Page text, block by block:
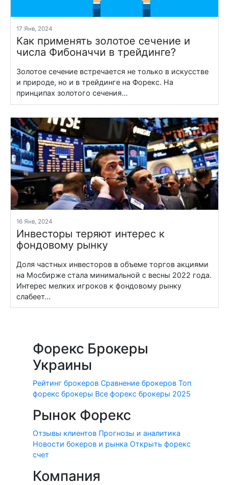
17 Янв, 2024
Как применять золотое сечение и
числа Фибоначчи в трейдинге?
Золотое сечение встречается не только в искусстве
и природе, но и в трейдинге на Форекс. На
принципах золотого сечения...
16 Янв, 2024
Инвесторы теряют интерес к
фондовому рынку
Доля частных инвесторов в объеме торгов акциями
на Мосбирже стала минимальной с весны 2022 года.
Интерес мелких игроков к фондовому рынку
слабеет...
Форекс Брокеры
Украины
Рейтинг брокеров Сравнение брокеров Топ
форекс брокеры Все форекс брокеры 2025
Рынок Форекс
Отзывы клиентов Прогнозы и аналитика
Новости бокеров и рынка Открыть форекс
счет
Компания